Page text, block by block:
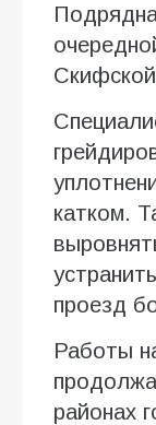
катком.
проезд
Работы
районах